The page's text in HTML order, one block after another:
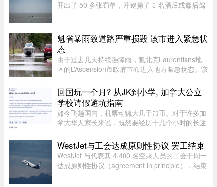
开出了 50 多张罚单，并逮捕了 3 名酒后或毒后驾
内的多支魁省警力在 8 月 1 ...
魁省暴雨致道路严重损毁 该市进入紧急状
态
由于过去几天持续强降雨，魁北克Laurentians地
区的L’Ascension市政府宣布进入地方紧急状态。该
区遭遇严重雨灾，多条道路受到破坏，其中一些路
段甚至被冲毁或无法通行。 ...
回国玩一个月? 从JK到小学, 加拿大公立
学校请假避坑指南!
如今飞趟国内，机票动辄大几千加币。对于许多加
拿大华人家长来说，既然要经历十几个小时的长途
趁着孩子还小，请假回国待上一个月，让孩子好好
陪陪爷爷奶奶，成了不少 ...
WestJet与工会达成原则性协议 罢工结束
WestJet 与代表其 4,400 名空乘人员的工会于周一
达成原则性协议（agreement in principle），结束